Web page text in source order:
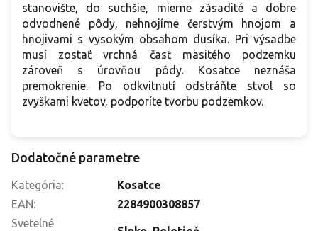
stanovište, do suchšie, mierne zásadité a dobre
odvodnené pôdy, nehnojíme čerstvým hnojom a
hnojivami s vysokým obsahom dusíka. Pri výsadbe
musí zostať vrchná časť mäsitého podzemku
zároveň s úrovňou pôdy. Kosatce neznáša
premokrenie. Po odkvitnutí odstráňte stvol so
zvyškami kvetov, podporíte tvorbu podzemkov.
Dodatočné parametre
Kategória:
Kosatce
EAN:
2284900308857
Svetelné